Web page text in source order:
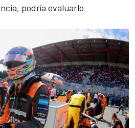
podría evaluarlo